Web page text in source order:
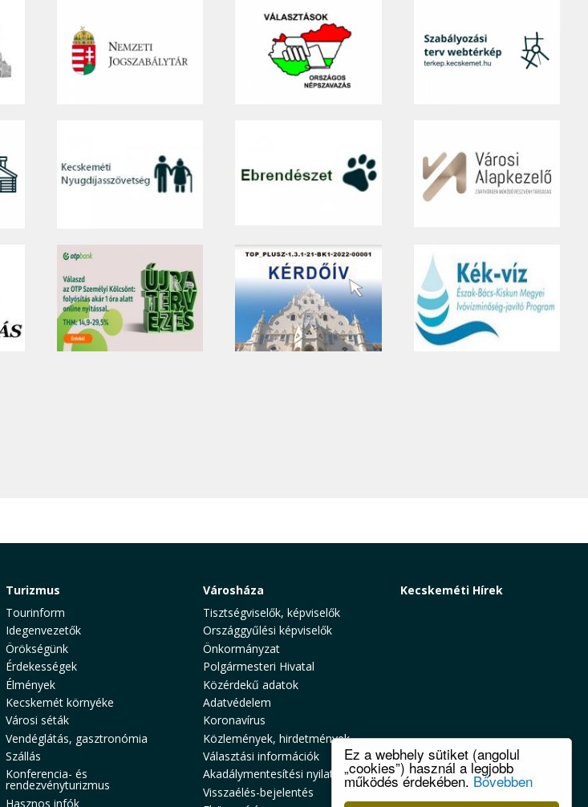
Ez a webhely sütiket (angolul
„cookies”) használ a legjobb
működés érdekében. Bővebben
Turizmus
Tourinform
Idegenvezetők
Örökségünk
Érdekességek
Élmények
Kecskemét környéke
Városi séták
Vendéglátás, gasztronómia
Szállás
Konferencia- és
rendezvényturizmus
Hasznos infók
Városháza
Tisztségviselők, képviselők
Országgyűlési képviselők
Önkormányzat
Polgármesteri Hivatal
Közérdekű adatok
Adatvédelem
Koronavírus
Közlemények, hirdetmények
Választási információk
Akadálymentesítési nyilatkozat
Visszaélés-bejelentés
Kecskeméti Hírek